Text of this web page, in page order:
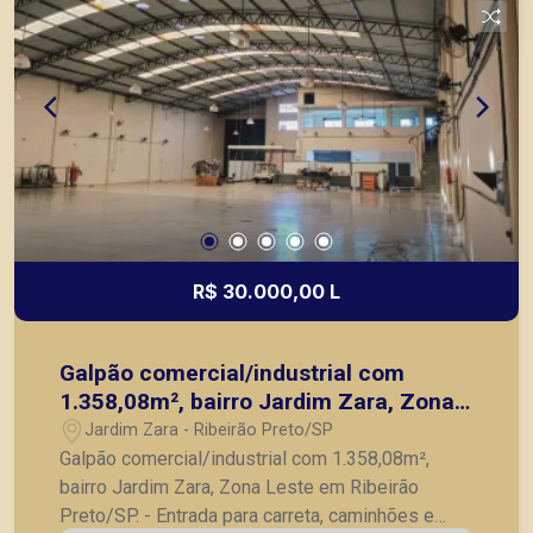
R$ 30.000,00 L
Galpão comercial/industrial com
1.358,08m², bairro Jardim Zara, Zona
Leste em Ribeirão Preto/SP.
Jardim Zara - Ribeirão Preto/SP
Galpão comercial/industrial com 1.358,08m²,
bairro Jardim Zara, Zona Leste em Ribeirão
Preto/SP. - Entrada para carreta, caminhões e